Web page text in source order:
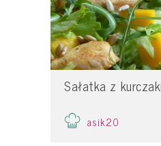
Sałatka z
asik20